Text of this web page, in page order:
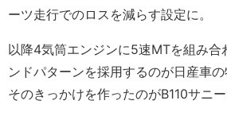
ーツ走行でのロスを減らす設定に。
以降4気筒エンジンに5速MTを組み合
ンドパターンを採用するのが日産車の
そのきっかけを作ったのがB110サニー